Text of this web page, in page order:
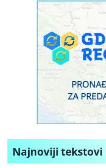
Najnoviji tekstovi